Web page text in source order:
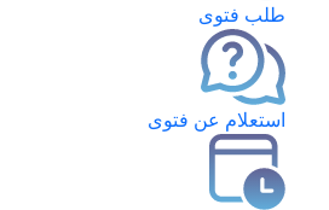
طلب فتوى
استعلام عن فتوى